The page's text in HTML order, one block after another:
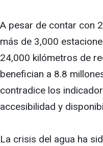
A pesar de contar con
más de 3,000
24,000 kilómetros de
benefician a 8.8
contradice los
accesibilidad y
La crisis del agua ha